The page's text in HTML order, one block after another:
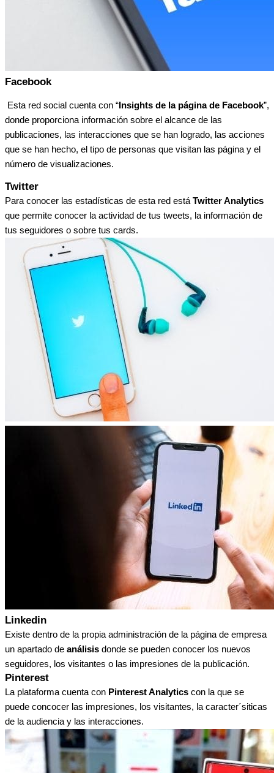
Facebook
Esta red social cuenta con “ Insights de la página de Facebook”,
donde proporciona información sobre el alcance de las
publicaciones, las interacciones que se han logrado, las acciones
que se han hecho, el tipo de personas que visitan las página y el
número de visualizaciones.
Twitter
Para conocer las estadísticas de esta red estáTwitter Analytics
que permite conocer la actividad de tus tweets, la información de
tus seguidores o sobre tus cards.
Linkedin
Existe dentro de la propia administración de la página de empresa
un apartado de análisis donde se pueden conocer los nuevos
seguidores, los visitantes o las impresiones de la publicación.
Pinterest
La plataforma cuenta con Pinterest Analytics con la que se
puede concocer las impresiones, los visitantes, la caracter´siticas
de la audiencia y las interacciones.